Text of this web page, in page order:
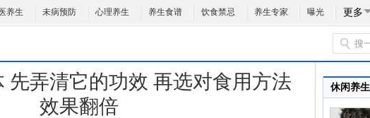
养生 未病预防 心理养生 养生食谱 饮食禁忌 养生专家 曝光 更多
先弄清它的功效 再选对食用方法
效果翻倍
休闲养生